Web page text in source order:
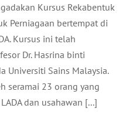
Kursus Rekabentuk
Perniagaan bertempat di
Kursus ini telah
Dr. Hasrina binti
Universiti Sains Malaysia.
seramai 23 orang yang
dan usahawan [...]
PROJEK